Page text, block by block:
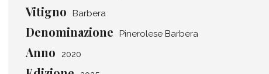
Vitigno Barbera
Denominazione Pinerolese Barbera
Anno 2020